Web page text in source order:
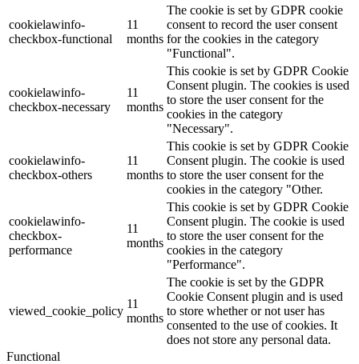
cookielawinfo-
checkbox-functional
11
months
The cookie is set by GDPR cookie
consent to record the user consent
for the cookies in the category
"Functional".
cookielawinfo-
checkbox-necessary
11
months
This cookie is set by GDPR Cookie
Consent plugin. The cookies is used
to store the user consent for the
cookies in the category
"Necessary".
cookielawinfo-
checkbox-others
11
months
This cookie is set by GDPR Cookie
Consent plugin. The cookie is used
to store the user consent for the
cookies in the category "Other.
cookielawinfo-
checkbox-
performance
11
months
This cookie is set by GDPR Cookie
Consent plugin. The cookie is used
to store the user consent for the
cookies in the category
"Performance".
viewed_cookie_policy
11
months
The cookie is set by the GDPR
Cookie Consent plugin and is used
to store whether or not user has
consented to the use of cookies. It
does not store any personal data.
Functional